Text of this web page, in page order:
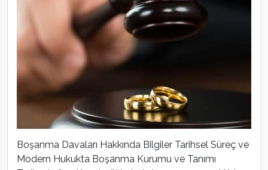
Boşanma Davaları Hakkında Bilgiler Tarihsel Süreç ve
Modern Hukukta Boşanma Kurumu ve Tanımı